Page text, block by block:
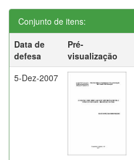
Conjunto de itens:
Data de
defesa
Pré-
visualização
5-Dez-2007